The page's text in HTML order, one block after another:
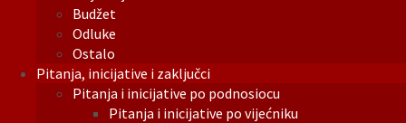
Budžet
Odluke
Ostalo
Pitanja, inicijative i zaključci
Pitanja i inicijative po podnosiocu
Pitanja i inicijative po vijećniku